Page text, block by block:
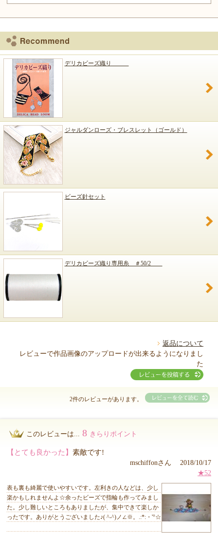
デリカビーズ織り
ジャルダンローズ・ブレスレット（ゴールド）
ビーズ針セット
デリカビーズ織り専用糸 ＃50/2
返品について
レビューで作品画像のアップロードが出来るようになりまし
た
2件のレビューがあります。
このレビューは... 8 きらりポイント
【とても良かった】 素敵です!
mschiffonさん 2018/10/17
★52
表も裏も綺麗で使いやすいです。左利きの人などは、少し
楽かもしれませんよ☆余ったビーズで指輪も作ってみまし
た。少し難しいところもありましたが、集中できて楽しか
ったです。ありがとうございました♪( ^-^)ノ∠※。.:*:・'°☆